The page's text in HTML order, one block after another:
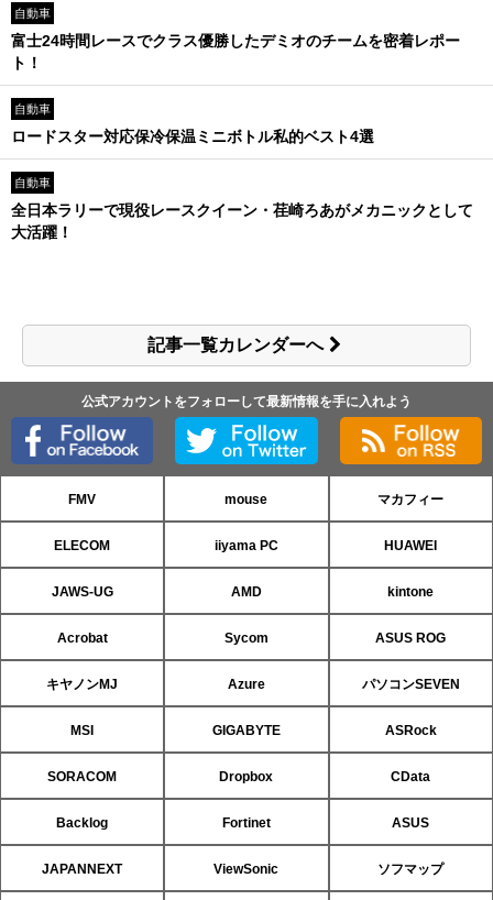
自動車
富士24時間レースでクラス優勝したデミオのチームを密着レポー
ト！
自動車
ロードスター対応保冷保温ミニボトル私的ベスト4選
自動車
全日本ラリーで現役レースクイーン・荏崎ろあがメカニックとして
大活躍！
記事一覧カレンダーへ
公式アカウントをフォローして最新情報を手に入れよう
FMV mouse マカフィー
ELECOM iiyama PC HUAWEI
JAWS-UG AMD kintone
Acrobat Sycom ASUS ROG
キヤノンMJ Azure パソコンSEVEN
MSI GIGABYTE ASRock
SORACOM Dropbox CData
Backlog Fortinet ASUS
JAPANNEXT ViewSonic ソフマップ